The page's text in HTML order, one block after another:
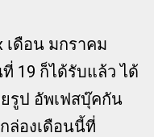
เดือน มกราคม
19 ก็ได้รับแล้ว ได้
รูป อัพเฟสบุ๊คกัน
ล่องเดือนนี้ที่